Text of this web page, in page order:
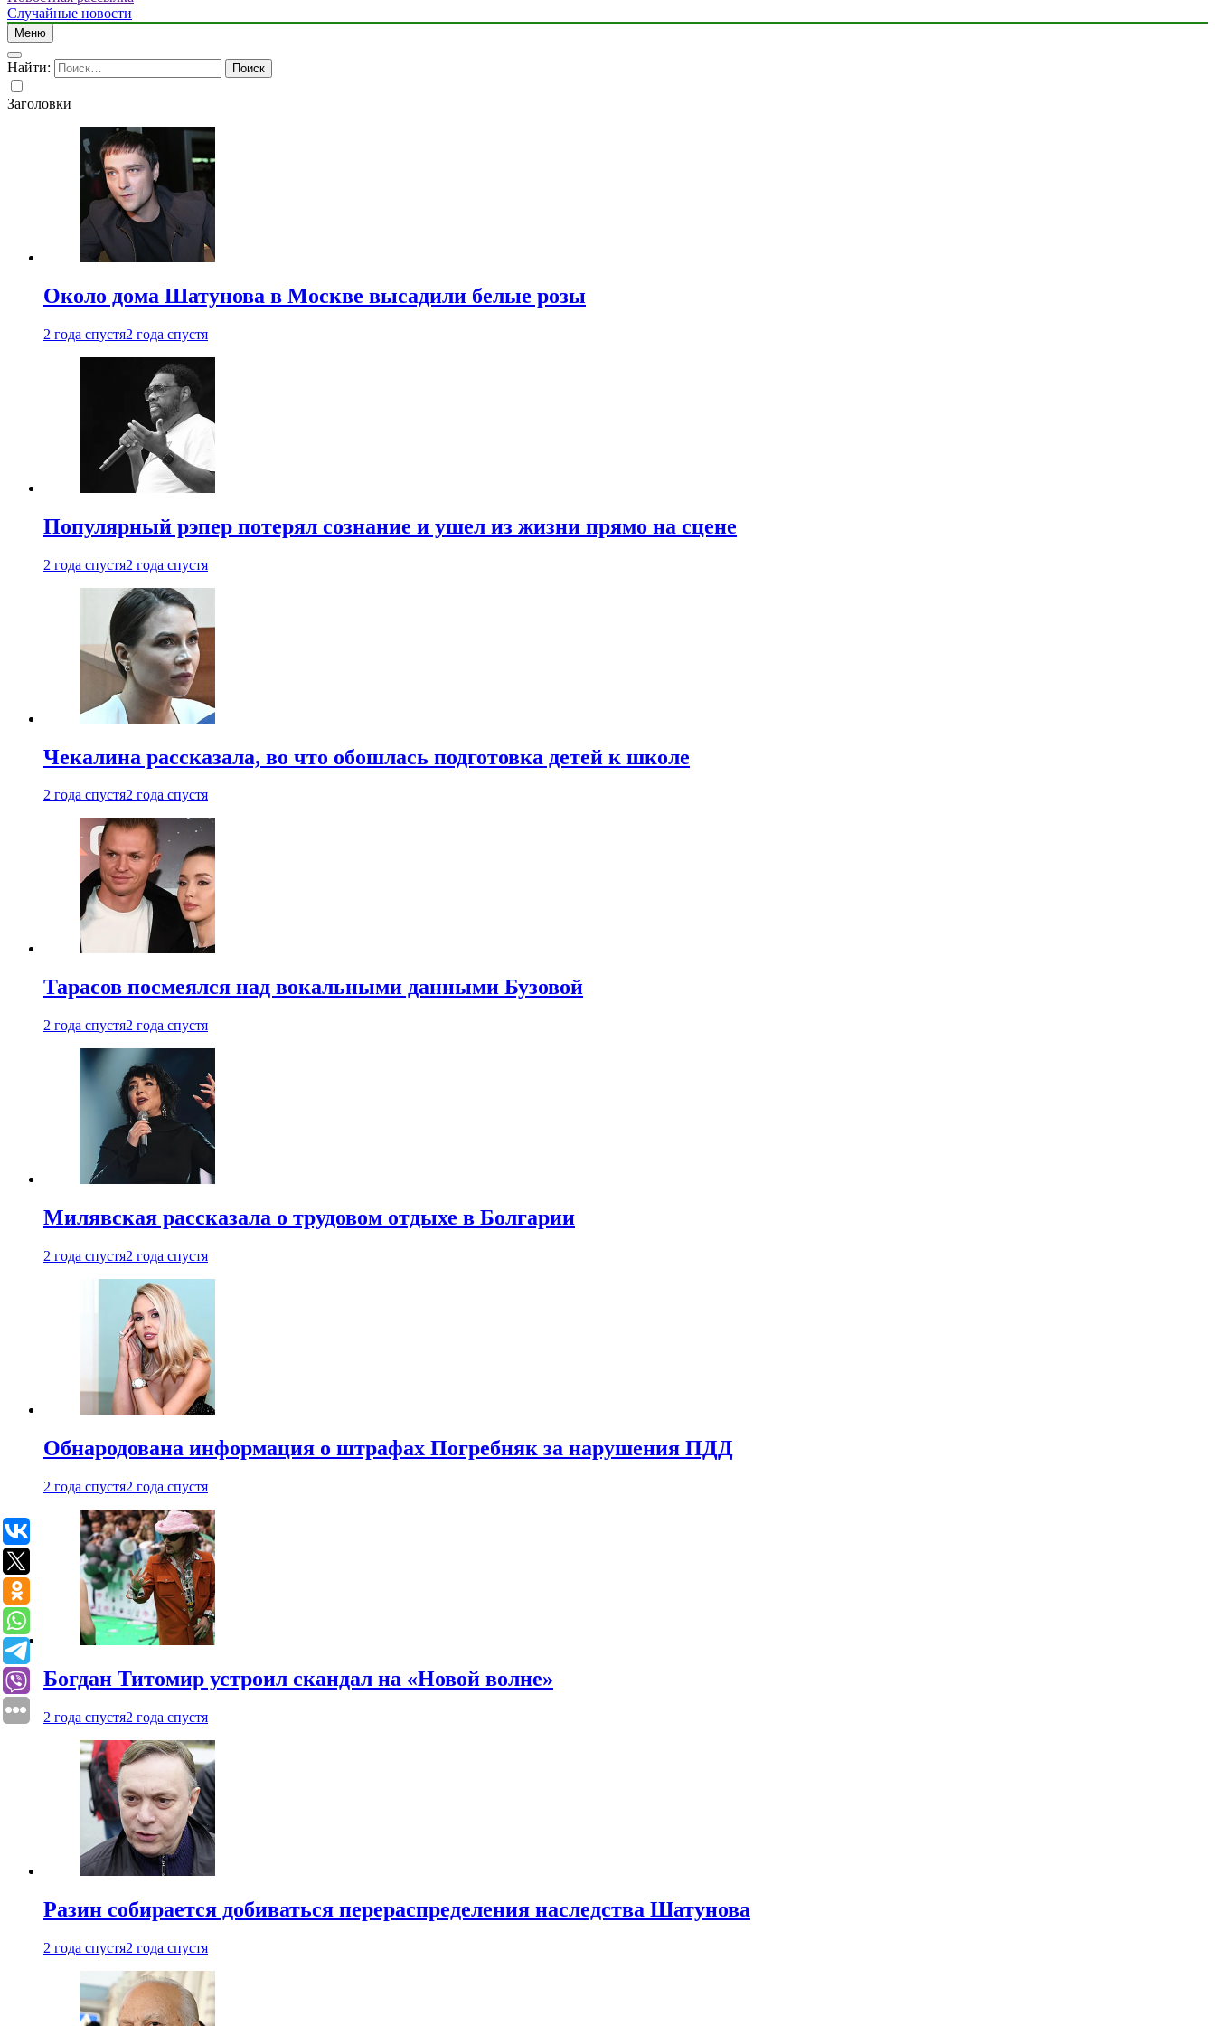
Случайные новости
Меню
Найти:
Заголовки
Около дома Шатунова в Москве высадили белые розы
2 года спустя2 года спустя
Популярный рэпер потерял сознание и ушел из жизни прямо на сцене
2 года спустя2 года спустя
Чекалина рассказала, во что обошлась подготовка детей к школе
2 года спустя2 года спустя
Тарасов посмеялся над вокальными данными Бузовой
2 года спустя2 года спустя
Милявская рассказала о трудовом отдыхе в Болгарии
2 года спустя2 года спустя
Обнародована информация о штрафах Погребняк за нарушения ПДД
2 года спустя2 года спустя
Богдан Титомир устроил скандал на «Новой волне»
2 года спустя2 года спустя
Разин собирается добиваться перераспределения наследства Шатунова
2 года спустя2 года спустя